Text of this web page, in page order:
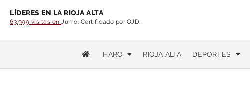
LÍDERES EN LA RIOJA ALTA
63.999 visitas en Junio. Certificado por OJD.
HARO RIOJA ALTA DEPORTES